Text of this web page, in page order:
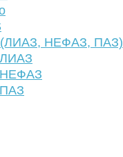
(ЛИАЗ, НЕФАЗ, ПАЗ)
ЛИАЗ
НЕФАЗ